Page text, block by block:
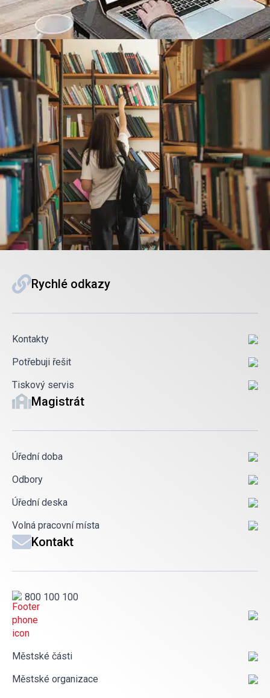
Rychlé odkazy
Kontakty
Potřebuji řešit
Tiskový servis
Magistrát
Úřední doba
Odbory
Úřední deska
Volná pracovní místa
Kontakt
800 100 100
Městské části
Městské organizace